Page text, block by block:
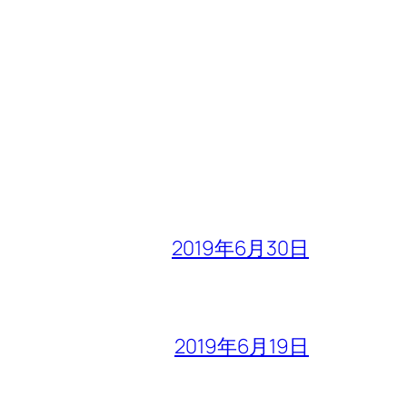
2019年6月30日
2019年6月19日